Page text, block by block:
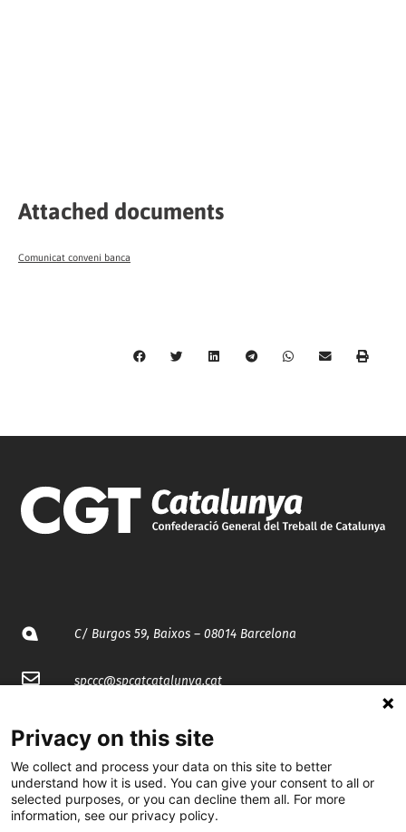
Attached documents
Comunicat conveni banca
C/ Burgos 59, Baixos – 08014 Barcelona
spccc@spcgtcatalunya.cat
@CGTCatalunya
cgtcatalunya
Privacy on this site
We collect and process your data on this site to better
understand how it is used. You can give your consent to all or
selected purposes, or you can decline them all. For more
information, see our privacy policy.